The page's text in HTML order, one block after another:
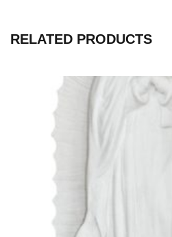
RELATED PRODUCTS